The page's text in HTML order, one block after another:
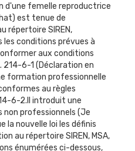
d'une femelle reproductrice
est tenue de
répertoire SIREN,
les conditions prévues à
aux conditions
214-6-1 (Déclaration en
formation professionnelle
au règles
6-2.II introduit une
non professionnels (Je
la nouvelle loi les définis
au répertoire SIREN, MSA,
énumérées ci-dessous,